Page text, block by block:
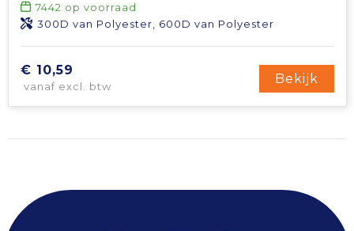
7442 op voorraad
300D van Polyester, 600D van Polyester
€ 10,59
vanaf excl. btw
Bekijk